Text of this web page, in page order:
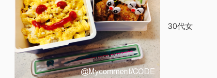
30代女